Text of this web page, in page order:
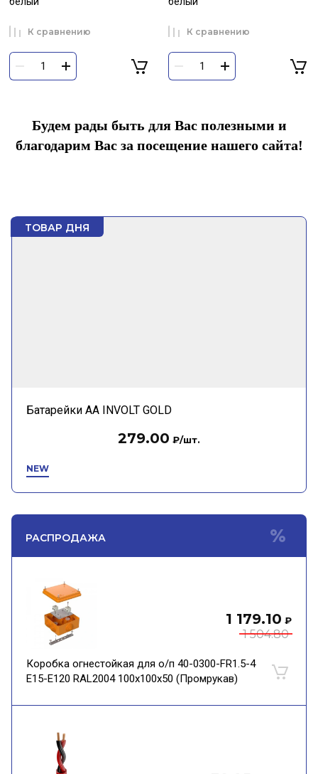
ТОВАР ДНЯ
Батарейки АА INVOLT GOLD
NEW
279.00 ₽/шт.
РАСПРОДАЖА
1 504.80
1 179.10 ₽
Коробка огнестойкая для о/п 40-0300-FR1.5-4
Е15-Е120 RAL2004 100х100х50 (Промрукав)
К сравнению К сравнению
Будем рады быть для Вас полезными и
благодарим Вас за посещение нашего сайта!